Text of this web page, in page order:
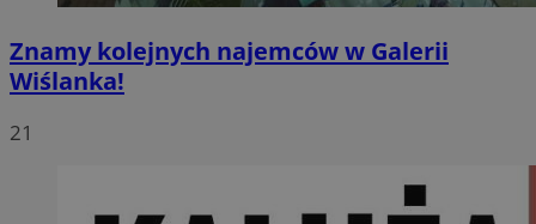
Znamy kolejnych najemców w Galerii
Wiślanka!
21